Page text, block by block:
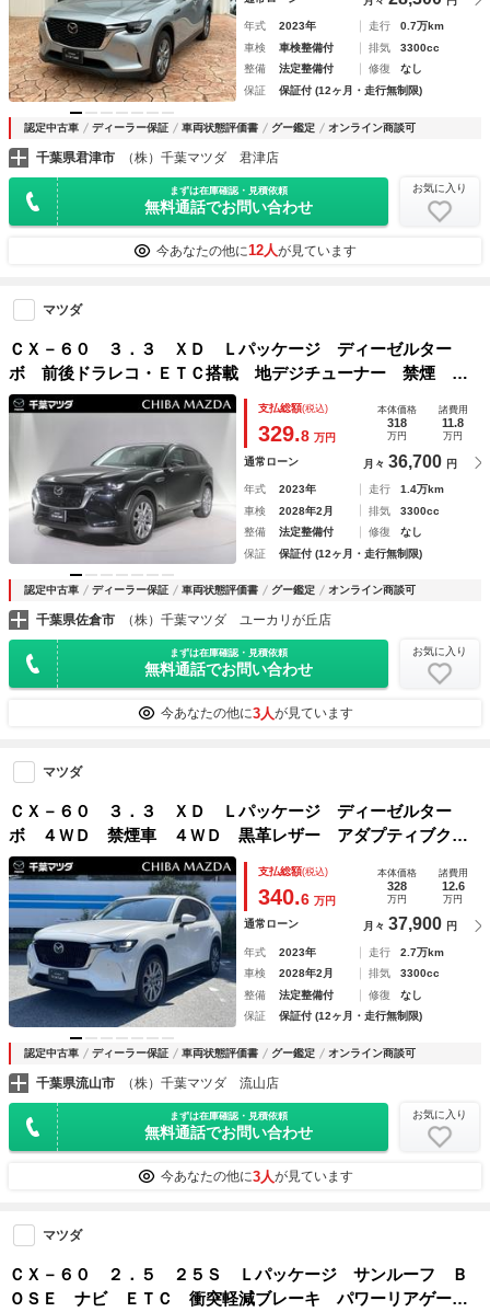
年式 2023年 走行
0.7万km
車検
車検整備付 排気
3300cc
整備
法定整備付 修復
なし
保証
保証付 (12ヶ月・走行無制限)
認定中古車 ディーラー保証 車両状態評価書 グー鑑定 オンライン商談可
千葉県君津市 （株）千葉マツダ 君津店
まずは在庫確認・見積依頼
無料通話でお問い合わせ
お気に入り
今あなたの他に12人が見ています
マツダ
ＣＸ－６０ ３．３ ＸＤ Ｌパッケージ ディーゼルター
ボ 前後ドラレコ・ＥＴＣ搭載 地デジチューナー 禁煙 レ
ーダークルーズコントロール 電動リヤゲート Ｓヒーター
パワーシート 本革 ＬＥＤヘッドライト キーレス ＥＴ
Ｃ オートハイビーム 盗難防止装置
支払総額(税込)
329.8 万円
本体価格
318
万円
諸費用
11.8
万円
通常ローン 月々 36,700 円
年式 2023年 走行
1.4万km
車検
2028年2月 排気
3300cc
整備
法定整備付 修復
なし
保証
保証付 (12ヶ月・走行無制限)
認定中古車 ディーラー保証 車両状態評価書 グー鑑定 オンライン商談可
千葉県佐倉市 （株）千葉マツダ ユーカリが丘店
まずは在庫確認・見積依頼
無料通話でお問い合わせ
お気に入り
今あなたの他に3人が見ています
マツダ
ＣＸ－６０ ３．３ ＸＤ Ｌパッケージ ディーゼルター
ボ ４ＷＤ 禁煙車 ４ＷＤ 黒革レザー アダプティブクル
コン 全周囲 禁煙 Ｓヒーター 地上デジタル Ｐシート
本革 電動リヤゲート キーレス ４ＷＤ ＬＥＤライト 記
録簿 盗難防止装置 オートハイビーム ＡＷ
支払総額(税込)
340.6 万円
本体価格
328
万円
諸費用
12.6
万円
通常ローン 月々 37,900 円
年式 2023年 走行
2.7万km
車検
2028年2月 排気
3300cc
整備
法定整備付 修復
なし
保証
保証付 (12ヶ月・走行無制限)
認定中古車 ディーラー保証 車両状態評価書 グー鑑定 オンライン商談可
千葉県流山市 （株）千葉マツダ 流山店
まずは在庫確認・見積依頼
無料通話でお問い合わせ
お気に入り
今あなたの他に3人が見ています
マツダ
ＣＸ－６０ ２．５ ２５Ｓ Ｌパッケージ サンルーフ Ｂ
ＯＳＥ ナビ ＥＴＣ 衝突軽減ブレーキ パワーリアゲー